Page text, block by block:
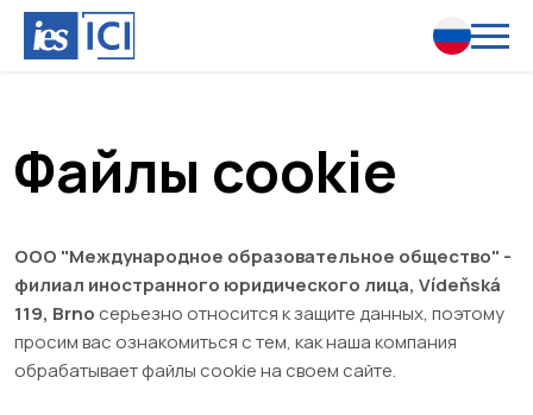
Файлы cookie
ООО "Международное образовательное общество" -
филиал иностранного юридического лица, Vídeňská
119, Brno серьезно относится к защите данных, поэтому
просим вас ознакомиться с тем, как наша компания
обрабатывает файлы cookie на своем сайте.